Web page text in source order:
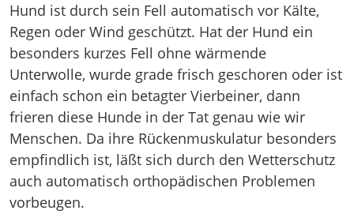
Hund ist durch sein Fell automatisch vor Kälte,
Regen oder Wind geschützt. Hat der Hund ein
besonders kurzes Fell ohne wärmende
Unterwolle, wurde grade frisch geschoren oder ist
einfach schon ein betagter Vierbeiner, dann
frieren diese Hunde in der Tat genau wie wir
Menschen. Da ihre Rückenmuskulatur besonders
empfindlich ist, läßt sich durch den Wetterschutz
auch automatisch orthopädischen Problemen
vorbeugen.